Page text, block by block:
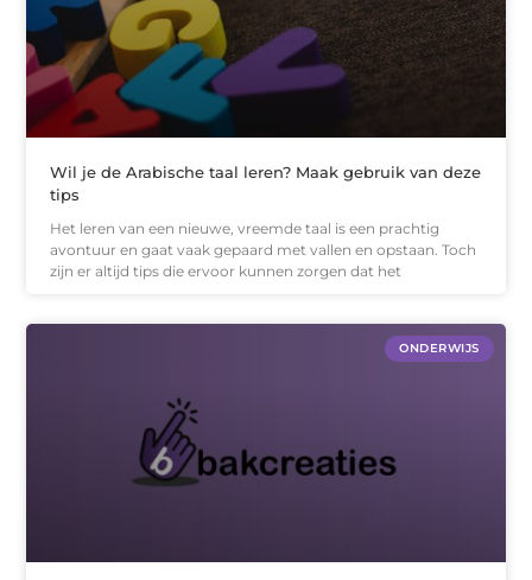
Wil je de Arabische taal leren? Maak gebruik van deze
tips
Het leren van een nieuwe, vreemde taal is een prachtig
avontuur en gaat vaak gepaard met vallen en opstaan. Toch
zijn er altijd tips die ervoor kunnen zorgen dat het
ONDERWIJS